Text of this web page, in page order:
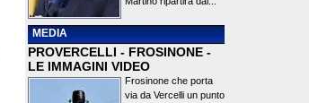
MEDIA
PROVERCELLI - FROSINONE -
LE IMMAGINI VIDEO
Frosinone che porta
via da Vercelli un punto